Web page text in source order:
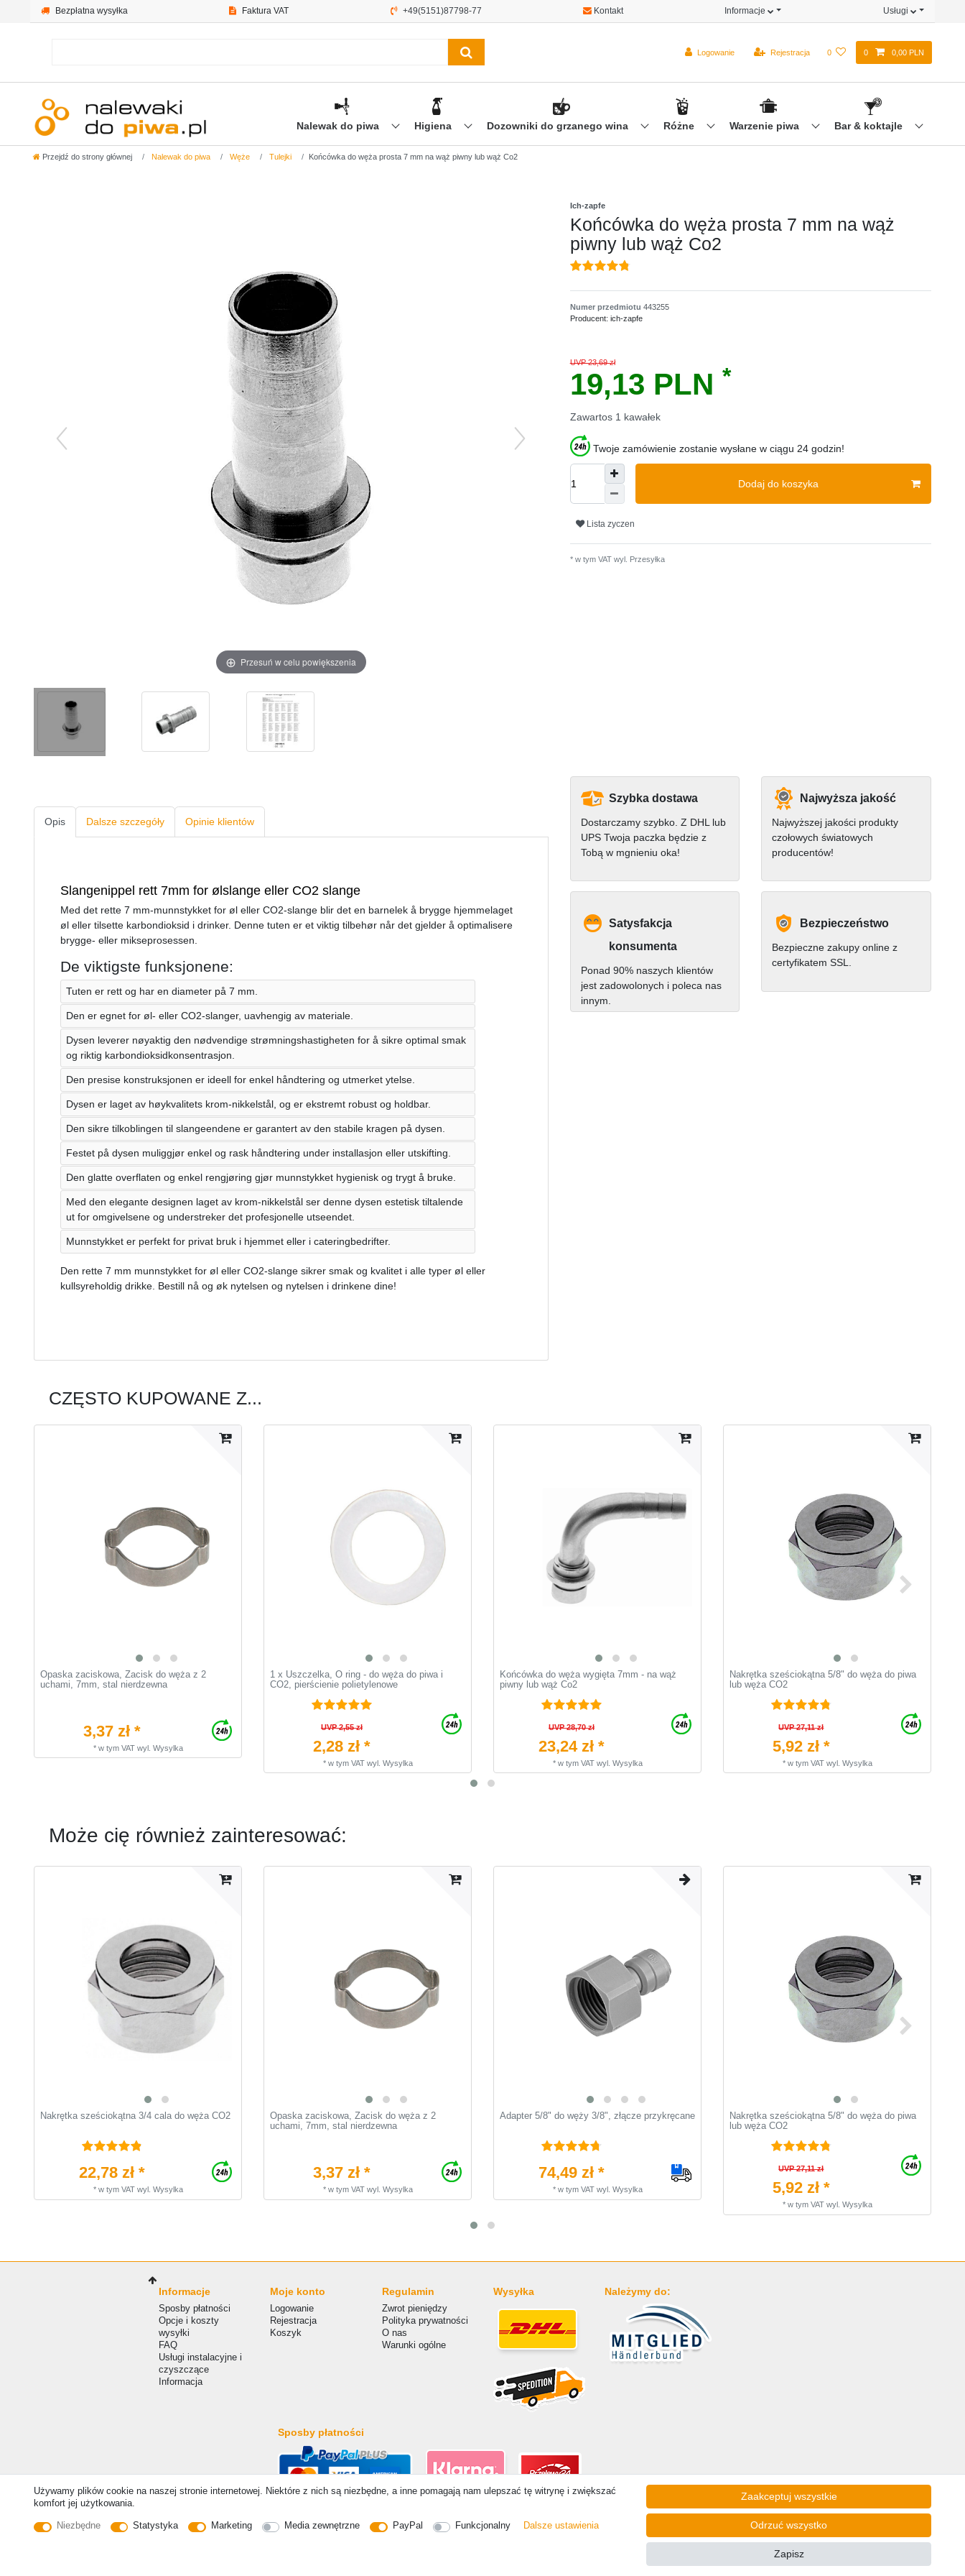
Bezpłatna wysyłka Faktura VAT +49(5151)87798-77 Kontakt Informacje Usługi
Logowanie Rejestracja 0 0 0,00 PLN
Nalewak do piwa Higiena Dozowniki do grzanego wina Różne Warzenie piwa Bar & koktajle
Przejdź do strony głównej Nalewak do piwa Węże Tulejki Końcówka do węża prosta 7 mm na wąż piwny lub wąż Co2
Przesuń w celu powiększenia
Ich-zapfe
Końcówka do węża prosta 7 mm na wąż
piwny lub wąż Co2
Numer przedmiotu 443255
Producent: ich-zapfe
UVP 23,69 zł
19,13 PLN *
Zawartos 1 kawałek
Twoje zamówienie zostanie wysłane w ciągu 24 godzin!
Dodaj do koszyka
Lista zyczen
* w tym VAT wyl. Przesyłka
Opis Dalsze szczegóły Opinie klientów
Slangenippel rett 7mm for ølslange eller CO2 slange
Med det rette 7 mm-munnstykket for øl eller CO2-slange blir det en barnelek å brygge hjemmelaget
øl eller tilsette karbondioksid i drinker. Denne tuten er et viktig tilbehør når det gjelder å optimalisere
brygge- eller mikseprosessen.
De viktigste funksjonene:
Tuten er rett og har en diameter på 7 mm.
Den er egnet for øl- eller CO2-slanger, uavhengig av materiale.
Dysen leverer nøyaktig den nødvendige strømningshastigheten for å sikre optimal smak
og riktig karbondioksidkonsentrasjon.
Den presise konstruksjonen er ideell for enkel håndtering og utmerket ytelse.
Dysen er laget av høykvalitets krom-nikkelstål, og er ekstremt robust og holdbar.
Den sikre tilkoblingen til slangeendene er garantert av den stabile kragen på dysen.
Festet på dysen muliggjør enkel og rask håndtering under installasjon eller utskifting.
Den glatte overflaten og enkel rengjøring gjør munnstykket hygienisk og trygt å bruke.
Med den elegante designen laget av krom-nikkelstål ser denne dysen estetisk tiltalende
ut for omgivelsene og understreker det profesjonelle utseendet.
Munnstykket er perfekt for privat bruk i hjemmet eller i cateringbedrifter.
Den rette 7 mm munnstykket for øl eller CO2-slange sikrer smak og kvalitet i alle typer øl eller
kullsyreholdig drikke. Bestill nå og øk nytelsen og nytelsen i drinkene dine!
Szybka dostawa
Dostarczamy szybko. Z DHL lub
UPS Twoja paczka będzie z
Tobą w mgnieniu oka!
Najwyższa jakość
Najwyższej jakości produkty
czołowych światowych
producentów!
Satysfakcja
konsumenta
Ponad 90% naszych klientów
jest zadowolonych i poleca nas
innym.
Bezpieczeństwo
Bezpieczne zakupy online z
certyfikatem SSL.
CZĘSTO KUPOWANE Z...
Opaska zaciskowa, Zacisk do węża z 2
uchami, 7mm, stal nierdzewna
3,37 zł *
* w tym VATwyl. Wysylka
1 x Uszczelka, O ring - do węża do piwa i
CO2, pierścienie polietylenowe
UVP 2,55 zł
2,28 zł *
* w tym VATwyl. Wysylka
Końcówka do węża wygięta 7mm - na wąż
piwny lub wąż Co2
UVP 28,70 zł
23,24 zł *
* w tym VATwyl. Wysylka
Nakrętka sześciokątna 5/8" do węża do piwa
lub węża CO2
UVP 27,11 zł
5,92 zł *
* w tym VATwyl. Wysylka
Może cię również zainteresować:
Nakrętka sześciokątna 3/4 cala do węża CO2
22,78 zł *
* w tym VATwyl. Wysylka
Opaska zaciskowa, Zacisk do węża z 2
uchami, 7mm, stal nierdzewna
3,37 zł *
* w tym VATwyl. Wysylka
Adapter 5/8" do węży 3/8", złącze przykręcane
74,49 zł *
* w tym VATwyl. Wysylka
Nakrętka sześciokątna 5/8" do węża do piwa
lub węża CO2
UVP 27,11 zł
5,92 zł *
* w tym VATwyl. Wysylka
Informacje
Sposby płatności
Opcje i koszty
wysyłki
FAQ
Usługi instalacyjne i
czyszczące
Informacja
Moje konto
Logowanie
Rejestracja
Koszyk
Regulamin
Zwrot pieniędzy
Polityka prywatności
O nas
Warunki ogólne
Wysyłka Należymy do:
Sposby płatności
© Copyright 2026 | Wszelkie prawa zastrzezone. - Ceny zawierają ustawę 19% VAT Ceny podstawowe zobacz szczegóły artykułu | * Dotyczy dostaw do Polski!
Używamy plików cookie na naszej stronie internetowej. Niektóre z nich są niezbędne, a inne pomagają nam ulepszać tę witrynę i zwiększać
komfort jej użytkowania.
Niezbędne Statystyka Marketing Media zewnętrzne PayPal Funkcjonalny Dalsze ustawienia
Zaakceptuj wszystkie
Odrzuć wszystko
Zapisz